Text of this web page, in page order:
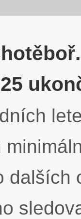
dalších